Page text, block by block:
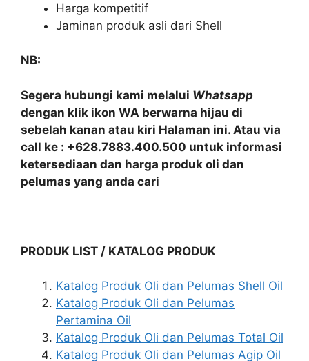
Harga kompetitif
Jaminan produk asli dari Shell
NB:
Segera hubungi kami melalui Whatsapp
dengan klik ikon WA berwarna hijau di
sebelah kanan atau kiri Halaman ini. Atau via
call ke : +628.7883.400.500 untuk informasi
ketersediaan dan harga produk oli dan
pelumas yang anda cari
PRODUK LIST / KATALOG PRODUK
Katalog Produk Oli dan Pelumas Shell Oil
Katalog Produk Oli dan Pelumas
Pertamina Oil
Katalog Produk Oli dan Pelumas Total Oil
Katalog Produk Oli dan Pelumas Agip Oil